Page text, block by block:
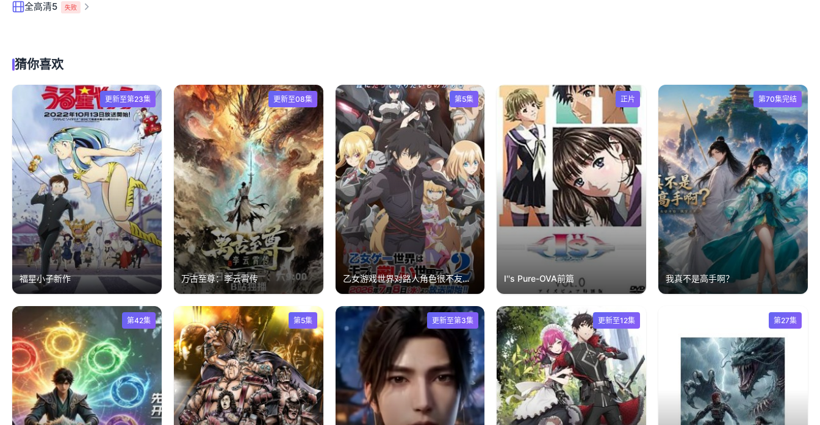
全高清5 失败
猜你喜欢
更新至第23集
福星小子新作
更新至08集
万古至尊：李云霄传
第5集
乙女游戏世界对路人角色很不友好第二季
正片
I''s Pure-OVA前篇
第70集完结
我真不是高手啊？
第42集 第5集 更新至第3集 更新至12集 第27集